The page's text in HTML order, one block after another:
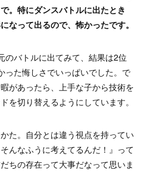
。特にダンスバトルに出たとき
なって出るので、怖かったです。
のバトルに出てみて、結果は2位
った悔しさでいっぱいでした。で
があったら、上手な子から技術を
を切り替えるようにしています。
た。自分とは違う視点を持ってい
んなふうに考えてるんだ！』って
ちの存在って大事だなって思いま